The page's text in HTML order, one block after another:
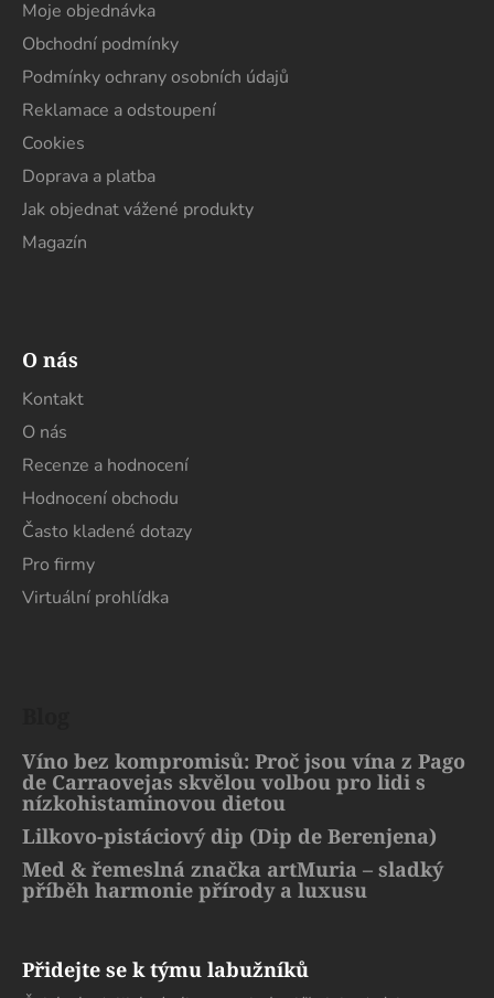
Moje objednávka
Obchodní podmínky
Podmínky ochrany osobních údajů
Reklamace a odstoupení
Cookies
Doprava a platba
Jak objednat vážené produkty
Magazín
O nás
Kontakt
O nás
Recenze a hodnocení
Hodnocení obchodu
Často kladené dotazy
Pro firmy
Virtuální prohlídka
Víno bez kompromisů: Proč jsou vína z Pago
de Carraovejas skvělou volbou pro lidi s
nízkohistaminovou dietou
Lilkovo-pistáciový dip (Dip de Berenjena)
Med & řemeslná značka artMuria – sladký
příběh harmonie přírody a luxusu
Přidejte se k týmu labužníků